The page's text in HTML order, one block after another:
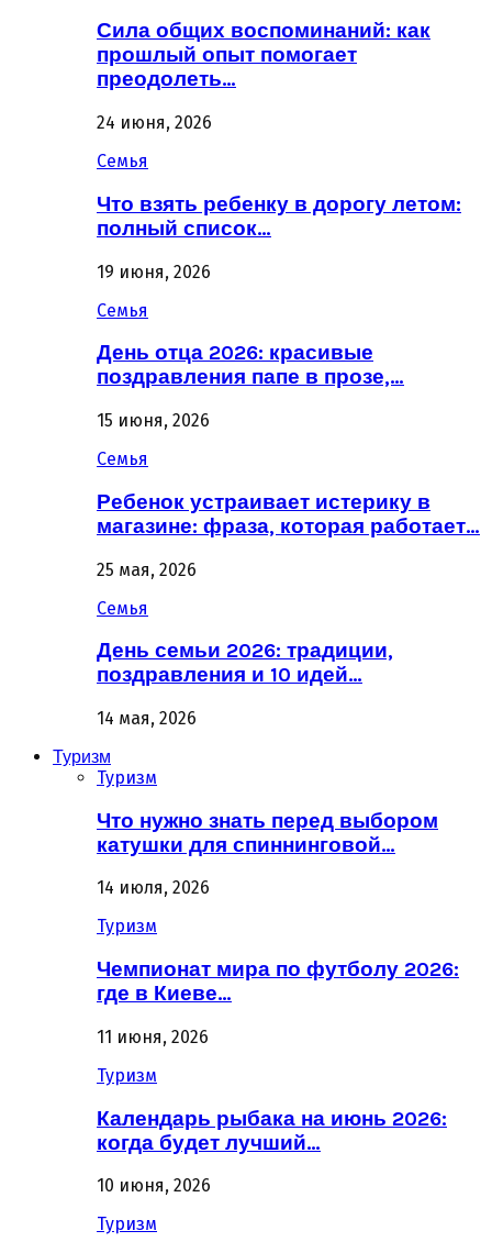
Сила общих воспоминаний: как
прошлый опыт помогает
преодолеть…
24 июня, 2026
Семья
Что взять ребенку в дорогу летом:
полный список…
19 июня, 2026
Семья
День отца 2026: красивые
поздравления папе в прозе,…
15 июня, 2026
Семья
Ребенок устраивает истерику в
магазине: фраза, которая работает…
25 мая, 2026
Семья
День семьи 2026: традиции,
поздравления и 10 идей…
14 мая, 2026
Туризм
Туризм
Что нужно знать перед выбором
катушки для спиннинговой…
14 июля, 2026
Туризм
Чемпионат мира по футболу 2026:
где в Киеве…
11 июня, 2026
Туризм
Календарь рыбака на июнь 2026:
когда будет лучший…
10 июня, 2026
Туризм